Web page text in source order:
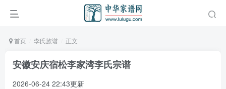
首页 李氏族谱 正文
安徽安庆宿松李家湾李氏宗谱
2026-06-24 22:43更新